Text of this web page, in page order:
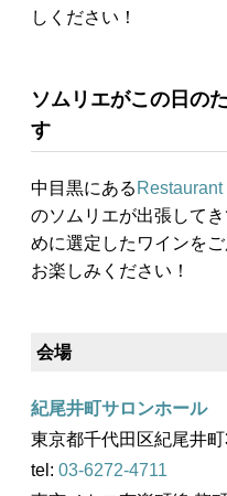
しください！
ソムリエがこの日の
す
中目黒にある Restaurant
のソムリエが出張して
めに選定したワインを
お楽しみください！
会場
紀尾井町サロンホール
東京都千代田区紀尾井
tel: 03-6272-4711